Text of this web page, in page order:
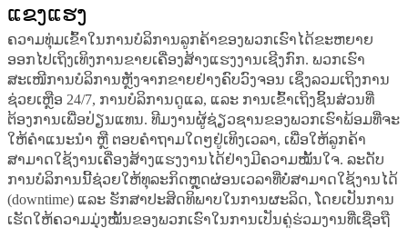
ແຂງແຮງ
ຄວາມທຸ່ມເຂົ້າໃນການບໍລິການລູກຄ້າຂອງພວກເຮົາໄດ້ຂະຫຍາຍ
ອອກໄປເຖິງເທິງການຂາຍເຄື່ອງສ້າງແຮງງານເຊີງກົກ. ພວກເຮົາ
ສະເໜີການບໍລິການຫຼັງຈາກຂາຍຢ່າງຄົບວົງຈອນ ເຊິ່ງລວມເຖິງການ
ຊ່ວຍເຫຼືອ 24/7, ການບໍລິການດູແລ, ແລະ ການເຂົ້າເຖິງຊິ້ນສ່ວນທີ່
ຕ້ອງການເພື່ອປ່ຽນແທນ. ທີມງານຜູ້ຊ່ຽວຊານຂອງພວກເຮົາພ້ອມທີ່ຈະ
ໃຫ້ຄຳແນະນຳ ຫຼື ຕອບຄຳຖາມໃດໆຢູ່ເທິງເວລາ, ເພື່ອໃຫ້ລູກຄ້າ
ສາມາດໃຊ້ງານເຄື່ອງສ້າງແຮງງານໄດ້ຢ່າງມີຄວາມໝັ້ນໃຈ. ລະດັບ
ການບໍລິການນີ້ຊ່ວຍໃຫ້ທຸລະກິດຫຼຸດຜ່ອນເວລາທີ່ບໍ່ສາມາດໃຊ້ງານໄດ້
(downtime) ແລະ ຮັກສາປະສິດທິພາບໃນການຜະລິດ, ໂດຍເປັນການ
ເຮັດໃຫ້ຄວາມມຸ່ງໝັ້ນຂອງພວກເຮົາໃນການເປັນຄູ່ຮ່ວມງານທີ່ເຊື່ອຖື